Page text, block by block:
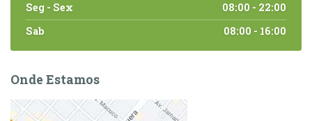
Seg - Sex
08:00 - 22:00
Sab
08:00 - 16:00
Onde Estamos